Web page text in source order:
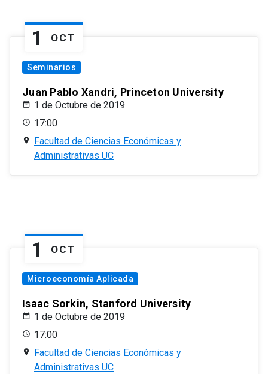
1 OCT
Seminarios
Juan Pablo Xandri, Princeton University
1 de Octubre de 2019
17:00
Facultad de Ciencias Económicas y
Administrativas UC
1 OCT
Microeconomía Aplicada
Isaac Sorkin, Stanford University
1 de Octubre de 2019
17:00
Facultad de Ciencias Económicas y
Administrativas UC